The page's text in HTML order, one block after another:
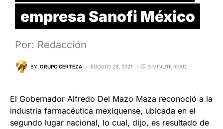
empresa Sanofi México
Por: Redacción
BY GRUPO CERTEZA AGOSTO 23, 2021 3 MINUTE READ
El Gobernador Alfredo Del Mazo Maza reconoció a la
industria farmacéutica mexiquense, ubicada en el
segundo lugar nacional, lo cual, dijo, es resultado de